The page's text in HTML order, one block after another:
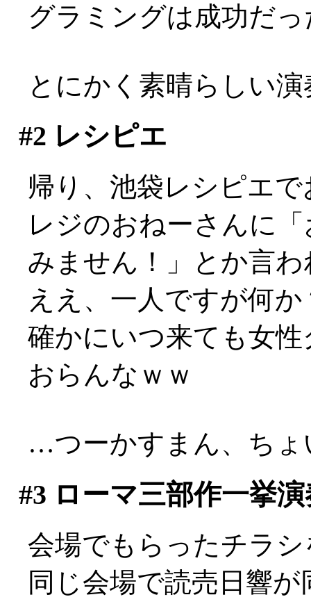
グラミングは成功だ
とにかく素晴らしい
#2 レシピエ
帰り、池袋レシピエで
レジのおねーさんに
みません！」とか言
ええ、一人ですが何か
確かにいつ来ても女
おらんなｗｗ
…つーかすまん、ちょ
#3 ローマ三部作一挙
会場でもらったチラ
同じ会場で読売日響